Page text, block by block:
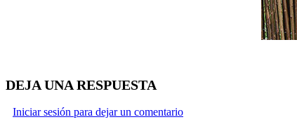
DEJA UNA RESPUESTA
Iniciar sesión para dejar un comentario